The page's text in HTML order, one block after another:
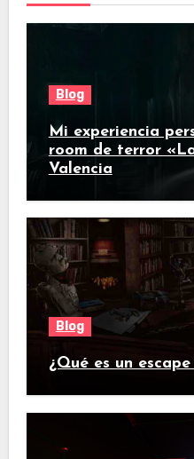
Blog
Mi experiencia
room de terror
Valencia
Blog
¿Qué es un